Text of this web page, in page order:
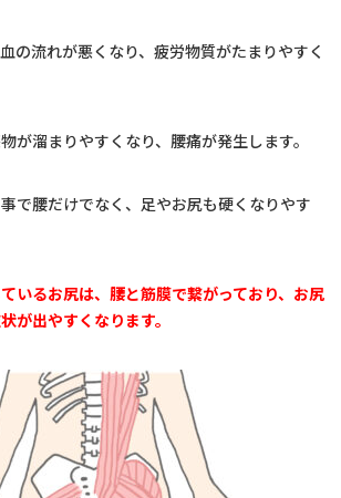
の流れが悪くなり、疲労物質がたまりやすく
が溜まりやすくなり、腰痛が発生します。
で腰だけでなく、足やお尻も硬くなりやす
いるお尻は、腰と筋膜で繋がっており、お尻
が出やすくなります。